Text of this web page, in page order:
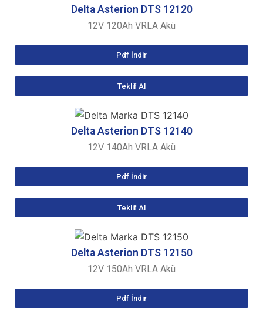
Delta Asterion DTS 12120
12V 120Ah VRLA Akü
Pdf İndir
Teklif Al
Delta Asterion DTS 12140
12V 140Ah VRLA Akü
Pdf İndir
Teklif Al
Delta Asterion DTS 12150
12V 150Ah VRLA Akü
Pdf İndir